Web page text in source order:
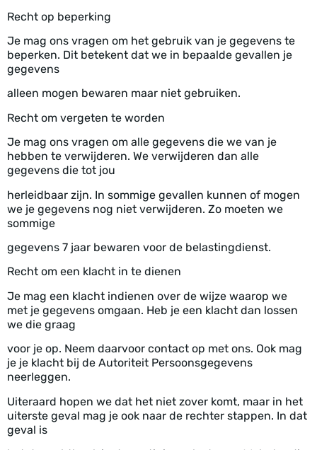
Recht op beperking
Je mag ons vragen om het gebruik van je gegevens te
beperken. Dit betekent dat we in bepaalde gevallen je
gegevens
alleen mogen bewaren maar niet gebruiken.
Recht om vergeten te worden
Je mag ons vragen om alle gegevens die we van je
hebben te verwijderen. We verwijderen dan alle
gegevens die tot jou
herleidbaar zijn. In sommige gevallen kunnen of mogen
we je gegevens nog niet verwijderen. Zo moeten we
sommige
gegevens 7 jaar bewaren voor de belastingdienst.
Recht om een klacht in te dienen
Je mag een klacht indienen over de wijze waarop we
met je gegevens omgaan. Heb je een klacht dan lossen
we die graag
voor je op. Neem daarvoor contact op met ons. Ook mag
je je klacht bij de Autoriteit Persoonsgegevens
neerleggen.
Uiteraard hopen we dat het niet zover komt, maar in het
uiterste geval mag je ook naar de rechter stappen. In dat
geval is